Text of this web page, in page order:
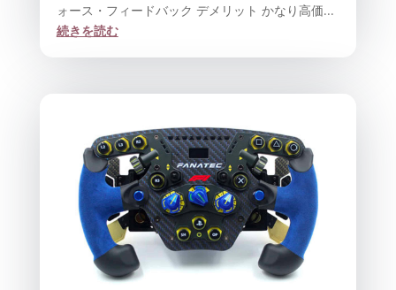
ォース・フィードバック デメリット かなり高価...
続きを読む